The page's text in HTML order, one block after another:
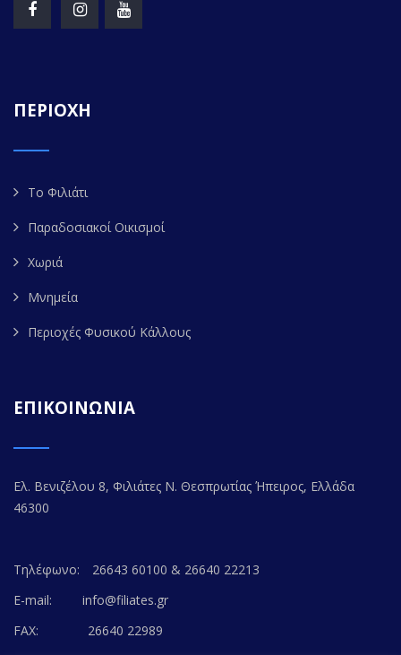
ΠΕΡΙΟΧΗ
Το Φιλιάτι
Παραδοσιακοί Οικισμοί
Χωριά
Μνημεία
Περιοχές Φυσικού Κάλλους
ΕΠΙΚΟΙΝΩΝΙΑ
Ελ. Βενιζέλου 8, Φιλιάτες Ν. Θεσπρωτίας Ήπειρος, Ελλάδα
46300
Τηλέφωνο:
26643 60100 & 26640 22213
E-mail:
info@filiates.gr
FAX:
26640 22989